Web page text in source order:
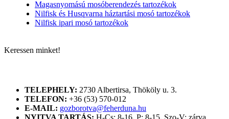
Magasnyomású mosóberendezés tartozékok
Nilfisk és Husqvarna háztartási mosó tartozékok
Nilfisk ipari mosó tartozékok
Keressen minket!
TELEPHELY: 2730 Albertirsa, Thököly u. 3.
TELEFON: +36 (53) 570-012
E-MAIL: gozborotva@feherduna.hu
NYITVA TARTÁS: H-Cs: 8-16, P: 8-15, Szo-V: zárva